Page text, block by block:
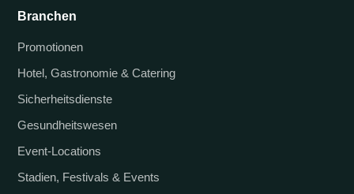
Branchen
Promotionen
Hotel, Gastronomie & Catering
Sicherheitsdienste
Gesundheitswesen
Event-Locations
Stadien, Festivals & Events